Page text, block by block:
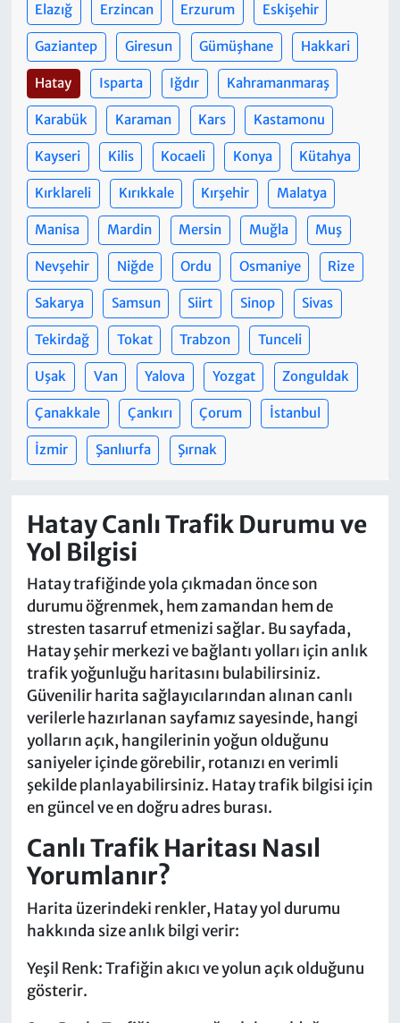
Elazığ Erzincan Erzurum Eskişehir
Gaziantep Giresun Gümüşhane Hakkari
Hatay Isparta Iğdır Kahramanmaraş
Karabük Karaman Kars Kastamonu
Kayseri Kilis Kocaeli Konya Kütahya
Kırklareli Kırıkkale Kırşehir Malatya
Manisa Mardin Mersin Muğla Muş
Nevşehir Niğde Ordu Osmaniye Rize
Sakarya Samsun Siirt Sinop Sivas
Tekirdağ Tokat Trabzon Tunceli
Uşak Van Yalova Yozgat Zonguldak
Çanakkale Çankırı Çorum İstanbul
İzmir Şanlıurfa Şırnak
Hatay Canlı Trafik Durumu ve
Yol Bilgisi
Hatay trafiğinde yola çıkmadan önce son
durumu öğrenmek, hem zamandan hem de
stresten tasarruf etmenizi sağlar. Bu sayfada,
Hatay şehir merkezi ve bağlantı yolları için anlık
trafik yoğunluğu haritasını bulabilirsiniz.
Güvenilir harita sağlayıcılarından alınan canlı
verilerle hazırlanan sayfamız sayesinde, hangi
yolların açık, hangilerinin yoğun olduğunu
saniyeler içinde görebilir, rotanızı en verimli
şekilde planlayabilirsiniz. Hatay trafik bilgisi için
en güncel ve en doğru adres burası.
Canlı Trafik Haritası Nasıl
Yorumlanır?
Harita üzerindeki renkler, Hatay yol durumu
hakkında size anlık bilgi verir:
Yeşil Renk: Trafiğin akıcı ve yolun açık olduğunu
gösterir.